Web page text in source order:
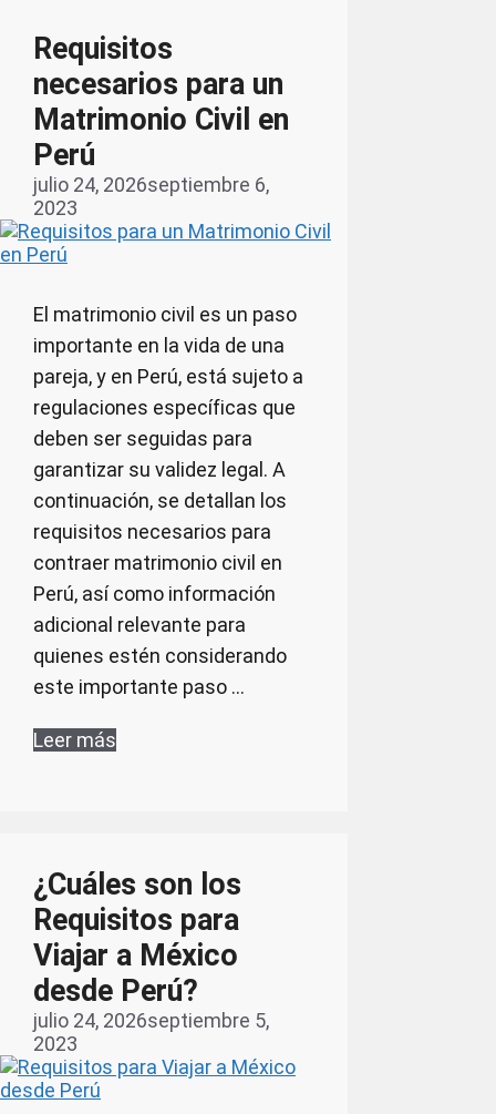
Requisitos
necesarios para un
Matrimonio Civil en
Perú
julio 24, 2026septiembre 6,
2023
El matrimonio civil es un paso
importante en la vida de una
pareja, y en Perú, está sujeto a
regulaciones específicas que
deben ser seguidas para
garantizar su validez legal. A
continuación, se detallan los
requisitos necesarios para
contraer matrimonio civil en
Perú, así como información
adicional relevante para
quienes estén considerando
este importante paso …
Leer más
¿Cuáles son los
Requisitos para
Viajar a México
desde Perú?
julio 24, 2026septiembre 5,
2023